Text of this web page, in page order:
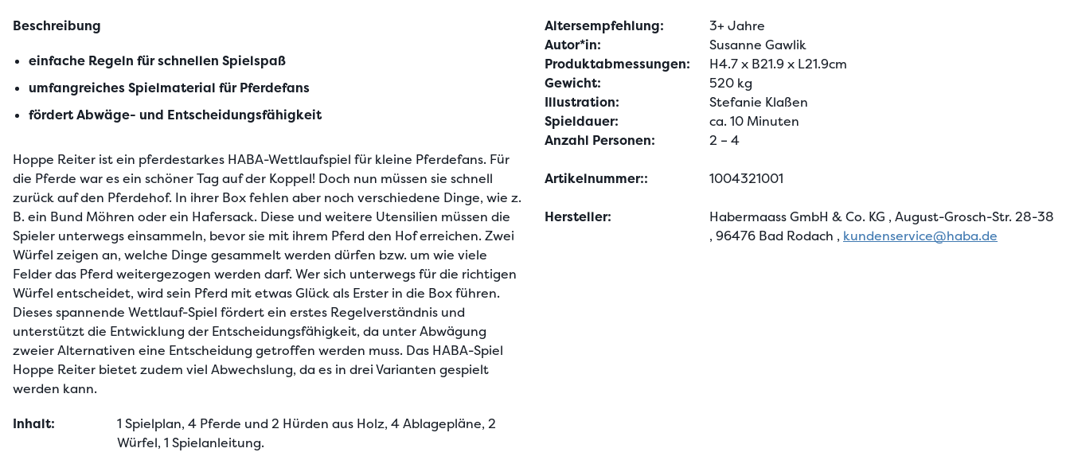
Beschreibung
einfache Regeln für schnellen Spielspaß
umfangreiches Spielmaterial für Pferdefans
fördert Abwäge- und Entscheidungsfähigkeit
Hoppe Reiter ist ein pferdestarkes HABA-Wettlaufspiel für kleine Pferdefans. Für
die Pferde war es ein schöner Tag auf der Koppel! Doch nun müssen sie schnell
zurück auf den Pferdehof. In ihrer Box fehlen aber noch verschiedene Dinge, wie z.
B. ein Bund Möhren oder ein Hafersack. Diese und weitere Utensilien müssen die
Spieler unterwegs einsammeln, bevor sie mit ihrem Pferd den Hof erreichen. Zwei
Würfel zeigen an, welche Dinge gesammelt werden dürfen bzw. um wie viele
Felder das Pferd weitergezogen werden darf. Wer sich unterwegs für die richtigen
Würfel entscheidet, wird sein Pferd mit etwas Glück als Erster in die Box führen.
Dieses spannende Wettlauf-Spiel fördert ein erstes Regelverständnis und
unterstützt die Entwicklung der Entscheidungsfähigkeit, da unter Abwägung
zweier Alternativen eine Entscheidung getroffen werden muss. Das HABA-Spiel
Hoppe Reiter bietet zudem viel Abwechslung, da es in drei Varianten gespielt
werden kann.
Inhalt:
1 Spielplan, 4 Pferde und 2 Hürden aus Holz, 4 Ablagepläne, 2
Würfel, 1 Spielanleitung.
Altersempfehlung:
3+ Jahre
Autor*in:
Susanne Gawlik
Produktabmessungen:
H4.7 x B21.9 x L21.9cm
Gewicht:
520 kg
Illustration:
Stefanie Klaßen
Spieldauer:
ca. 10 Minuten
Anzahl Personen:
2 – 4
Artikelnummer:: 1004321001
Hersteller: Habermaass GmbH & Co. KG , August-Grosch-Str. 28-38
, 96476 Bad Rodach , kundenservice@haba.de